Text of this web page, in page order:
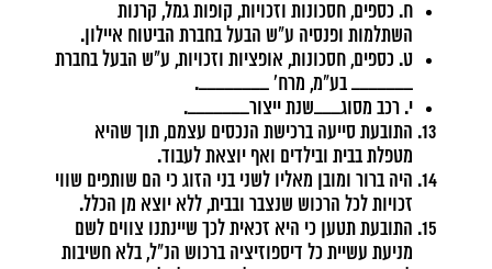
ח. כספים, חסכונות וזכויות, קופות גמל, קרנות
השתלמות ופנסיה ע"ש הבעל בחברת הביטוח איילון.
ט. כספים, חסכונות, אופציות וזכויות, ע"ש הבעל בחברת
_______ בע"מ, מרח' ________.
י. רכב מסוג___שנת ייצור_______.
התובעת סייעה ברכישת הנכסים עצמם, תוך שהיא
מטפלת בבית ובילדים ואף יוצאת לעבוד.
היה ברור ומובן מאליו לשני בני הזוג כי הם שותפים שווי
זכויות לכל הרכוש שנצבר ובבית, ללא יוצא מן הכלל.
התובעת תטען כי היא זכאית לכך שיינתנו צווים לשם
מניעת עשיית כל דיספוזיציה ברכוש הנ"ל, בלא חשיבות